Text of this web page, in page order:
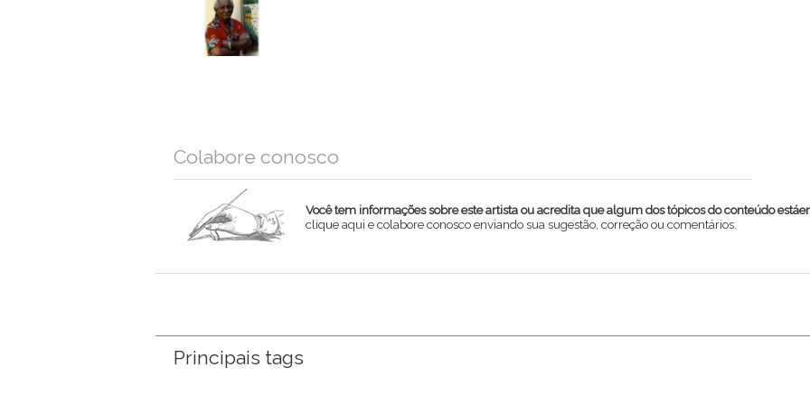
Colabore conosco
Você tem informações sobre este artista ou acredita que algum dos tópicos do conteúdo
clique aqui e colabore conosco enviando sua sugestão, correção ou comentários.
Principais tags